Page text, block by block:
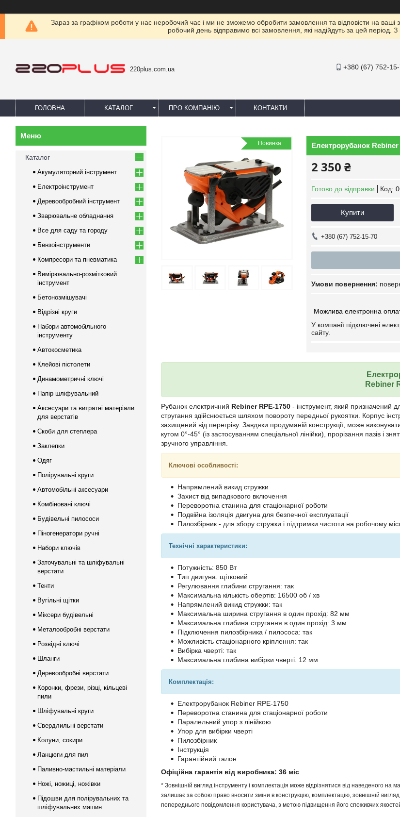
Зараз за графіком роботи у нас неробочий час і ми не зможемо обробити замовлення та відповісти на
робочий день відправимо всі замовлення, які надійдуть за цей
220plus.com.ua +380 (67) 752-
ГОЛОВНА КАТАЛОГ ПРО КОМПАНІЮ КОНТАКТИ
Новинка Електрорубанок Rebiner
2 350 ₴
Готово до відправки Код:
Купити
+380 (67) 752-15-70
У компанії підключені
сайту.
Rebiner
Рубанок електричний Rebiner RPE-1750 - інструмент, який призначений
стругання здійснюється шляхом повороту передньої рукоятки. Корпус
захищений від перегріву. Завдяки продуманій конструкції, може
кутом 0°-45° (із застосуванням спеціальної лінійки), прорізання пазів і
зручного управління.
Ключові особливості:
Напрямлений викид стружки
Захист від випадкового включення
Переворотна станина для стаціонарної роботи
Подвійна ізоляція двигуна для безпечної експлуатації
Пилозбірник - для збору стружки і підтримки чистоти на робочому
Технічні характеристики:
Потужність: 850 Вт
Тип двигуна: щітковий
Регулювання глибини стругання: так
Максимальна кількість обертів: 16500 об / хв
Напрямлений викид стружки: так
Максимальна ширина стругання в один прохід: 82 мм
Максимальна глибина стругання в один прохід: 3 мм
Підключення пилозбірника / пилососа: так
Можливість стаціонарного кріплення: так
Вибірка чверті: так
Максимальна глибина вибірки чверті: 12 мм
Комплектація:
Електрорубанок Rebiner RPE-1750
Переворотна станина для стаціонарної роботи
Паралельний упор з лінійкою
Упор для вибірки чверті
Пилозбірник
Інструкція
Гарантійний талон
Офіційна гарантія від виробника: 36 міс
* Зовнішній вигляд інструменту і комплектація може відрізнятися від наведеного
залишає за собою право вносити зміни в конструкцію, комплектацію, зовнішній
попереднього повідомлення користувача, з метою підвищення його споживчих
Каталог
Акумуляторний інструмент
Електроінструмент
Деревообробний інструмент
Зварювальне обладнання
Все для саду та городу
Бензоінструменти
Компресори та пневматика
Вимірювально-розмітковий
інструмент
Бетонозмішувачі
Відрізні круги
Набори автомобільного
інструменту
Автокосметика
Клейові пістолети
Динамометричні ключі
Папір шліфувальний
Аксесуари та витратні матеріали
для верстатів
Скоби для степлера
Заклепки
Одяг
Полірувальні круги
Автомобільні аксесуари
Комбіновані ключі
Будівельні пилососи
Піногенератори ручні
Набори ключів
Заточувальні та шліфувальні
верстати
Тенти
Вугільні щітки
Міксери будівельні
Металообробні верстати
Розвідні ключі
Шланги
Деревообробні верстати
Коронки, фрези, різці, кільцеві
пили
Шліфувальні круги
Свердлильні верстати
Колуни, сокири
Ланцюги для пил
Паливно-мастильні матеріали
Ножі, ножиці, ножівки
Підошви для полірувальних та
шліфувальних машин